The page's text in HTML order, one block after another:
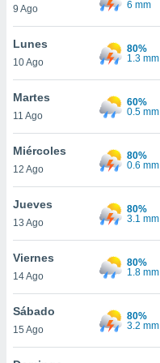
más
nuestra
y
disponible
cookies
aceptar
9 Ago
6 mm
Lunes
10 Ago
80%
1.3 mm
Martes
11 Ago
60%
0.5 mm
Miércoles
12 Ago
80%
0.6 mm
Jueves
13 Ago
80%
3.1 mm
Viernes
14 Ago
80%
1.8 mm
Sábado
15 Ago
80%
3.2 mm